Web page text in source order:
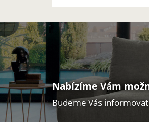
Nabízíme Vám
Budeme Vás